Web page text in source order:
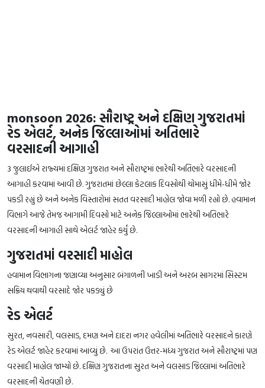
monsoon 2026: સૌરાષ્ટ્ર અને દક્ષિણ ગુજરાતમાં
રેડ એલર્ટ, અનેક જિલ્લાઓમાં અતિભારે
વરસાદની આગાહી
3 જુલાઈએ રાજ્યમાં દક્ષિણ ગુજરાત અને સૌરાષ્ટ્રમાં ભારેથી અતિભારે વરસાદની
આગાહી કરવામાં આવી છે. ગુજરાતમાં છેલ્લા કેટલાક દિવસોથી ચોમાસું ધીમે-ધીમે જોર
પકડી રહ્યું છે અને અનેક વિસ્તારોમાં સતત વરસાદી માહોલ જોવા મળી રહ્યો છે. હવામાન
વિભાગે આજે તેમજ આગામી દિવસો માટે અનેક જિલ્લાઓમાં ભારેથી અતિભારે
વરસાદની આગાહી સાથે એલર્ટ જાહેર કર્યું છે.
ગુજરાતમાં વરસાદી માહોલ
હવામાન વિભાગના જણાવ્યા અનુસાર બંગાળની ખાડી અને અરબ સાગરમાં સિસ્ટમ
સક્રિય થવાથી વરસાદે જોર પકડ્યું છે
રેડ એલર્ટ
સુરત, નવસારી, વલસાડ, દમણ અને દાદરા નગર હવેલીમાં અતિભારે વરસાદને કારણે
રેડ એલર્ટ જાહેર કરવામાં આવ્યું છે. આ ઉપરાંત ઉત્તર-મધ્ય ગુજરાત અને સૌરાષ્ટ્રમાં પણ
વરસાદી માહોલ જામ્યો છે. દક્ષિણ ગુજરાતના સુરત અને વલસાડ જિલ્લામાં અતિભારે
વરસાદની ચેતવણી છે.